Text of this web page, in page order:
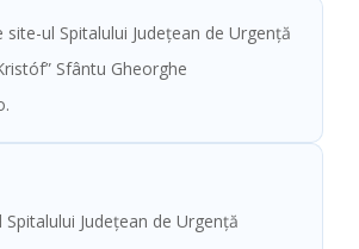
ul Spitalului Judeţean de Urgenţă
Sfântu Gheorghe
Spitalului Judeţean de Urgenţă